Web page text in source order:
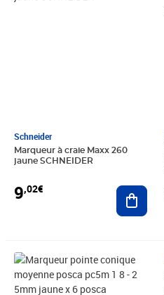
Schneider
Marqueur à craie Maxx 260
jaune SCHNEIDER
9,02€
Prix 25,03€